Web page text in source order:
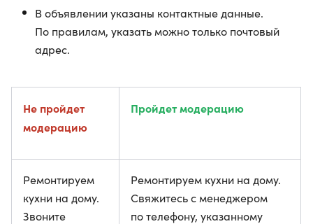
В объявлении указаны контактные данные.
По правилам, указать можно только почтовый
адрес.
Не пройдет
модерацию
Пройдет модерацию
Ремонтируем
кухни на дому.
Звоните
Ремонтируем кухни на дому.
Свяжитесь с менеджером
по телефону, указанному